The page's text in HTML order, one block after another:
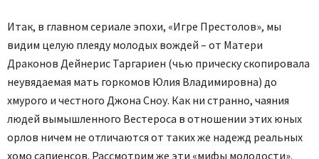
Итак, в главном сериале эпохи, «Игре Престолов», мы
видим целую плеяду молодых вождей – от Матери
Драконов Дейнерис Таргариен (чью прическу скопировала
неувядаемая мать горкомов Юлия Владимировна) до
хмурого и честного Джона Сноу. Как ни странно, чаяния
людей вымышленного Вестероса в отношении этих юных
орлов ничем не отличаются от таких же надежд реальных
хомо сапиенсов. Рассмотрим же эти «мифы молодости».